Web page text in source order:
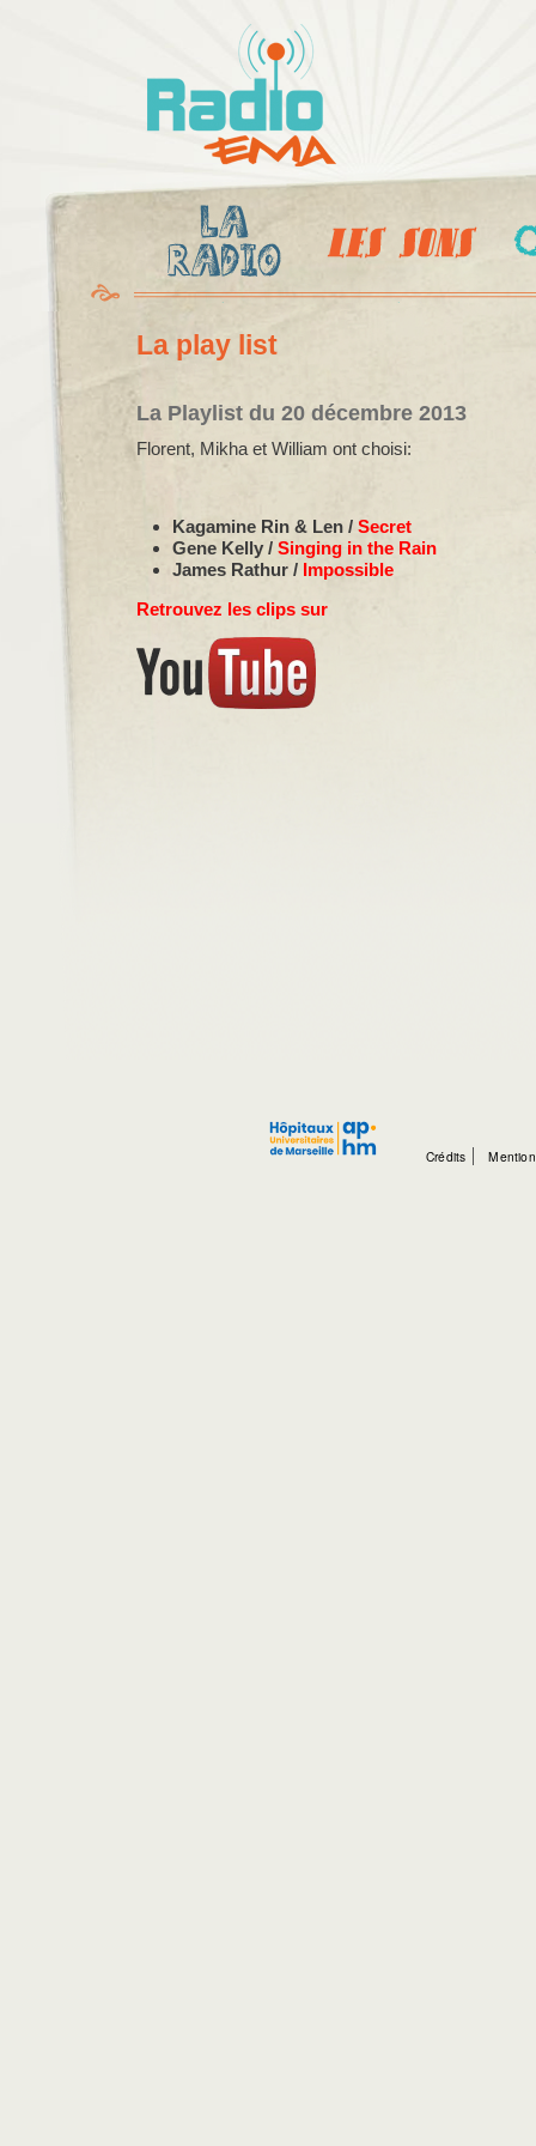
La play list
La Playlist du 20 décembre 2013
Florent, Mikha et William ont choisi:
Kagamine Rin & Len / Secret
Gene Kelly / Singing in the Rain
James Rathur / Impossible
Retrouvez les clips sur
Crédits